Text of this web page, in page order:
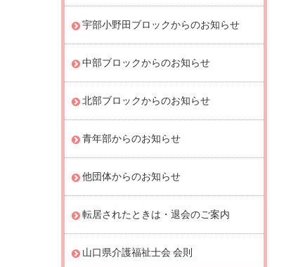
宇部小野田ブロックからのお知らせ
中部ブロックからのお知らせ
北部ブロックからのお知らせ
青年部からのお知らせ
他団体からのお知らせ
転居されたときは・退会のご案内
山口県介護福祉士会 会則